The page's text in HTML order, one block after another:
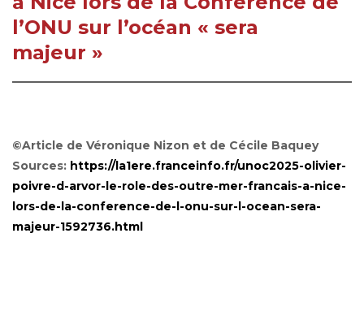
l’ONU sur l’océan « sera
majeur »
©Article de Véronique Nizon et de Cécile Baquey
Sources: https://la1ere.franceinfo.fr/unoc2025-olivier-
poivre-d-arvor-le-role-des-outre-mer-francais-a-nice-
lors-de-la-conference-de-l-onu-sur-l-ocean-sera-
majeur-1592736.html